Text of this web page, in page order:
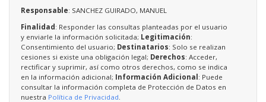
Responsable: SANCHEZ GUIRADO, MANUEL
Finalidad : Responder las consultas planteadas por el usuario
y enviarle la información solicitada; Legitimación:
Consentimiento del usuario; Destinatarios: Solo se realizan
cesiones si existe una obligación legal; Derechos: Acceder,
rectificar y suprimir, así como otros derechos, como se indica
en la información adicional; Información Adicional : Puede
consultar la información completa de Protección de Datos en
nuestra Política de Privacidad